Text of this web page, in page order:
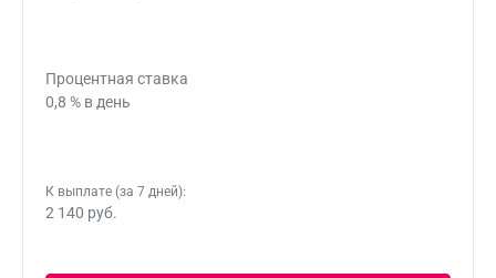
Процентная ставка
0,8 % в день
К выплате (за 7 дней):
2 140 руб.